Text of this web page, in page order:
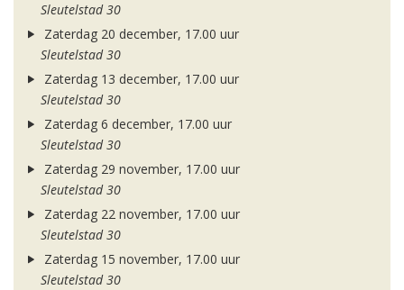
Sleutelstad 30
Zaterdag 20 december, 17.00 uur
Sleutelstad 30
Zaterdag 13 december, 17.00 uur
Sleutelstad 30
Zaterdag 6 december, 17.00 uur
Sleutelstad 30
Zaterdag 29 november, 17.00 uur
Sleutelstad 30
Zaterdag 22 november, 17.00 uur
Sleutelstad 30
Zaterdag 15 november, 17.00 uur
Sleutelstad 30